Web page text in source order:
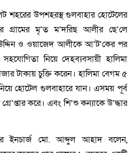
শহরের উপশহরস্থ গুলবাহার হোটেলের
গ্রামের মৃ’ত ম’দরিছ আলীর ছে’লে
ও ওয়াজেদ আলীকে আ’ট’কের পর
নিয়ে দেহব্যবসায়ী হালিমা
টাকায় চুক্তি করেন। হালিমা বেগম ৫
হোটেল গুলবাহারে যান। এসময় পূর্ব
করে। এবং শি’শু কন্যাকে উ’দ্ধার
ইনচার্জ মো. আব্দুল আহাদ বলেন,